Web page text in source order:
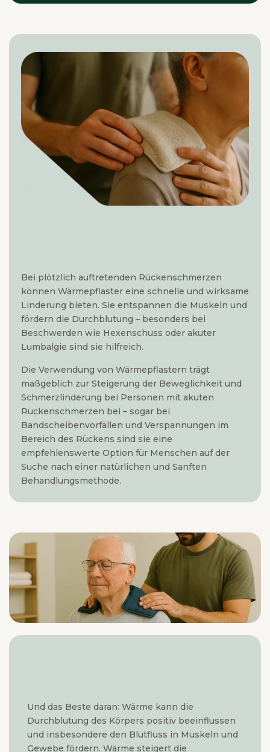
Bei plötzlich auftretenden Rückenschmerzen
können Wärmepflaster eine schnelle und wirksame
Linderung bieten. Sie entspannen die Muskeln und
fördern die Durchblutung – besonders bei
Beschwerden wie Hexenschuss oder akuter
Lumbalgie sind sie hilfreich.
Die Verwendung von Wärmepflastern trägt
maßgeblich zur Steigerung der Beweglichkeit und
Schmerzlinderung bei Personen mit akuten
Rückenschmerzen bei – sogar bei
Bandscheibenvorfällen und Verspannungen im
Bereich des Rückens sind sie eine
empfehlenswerte Option für Menschen auf der
Suche nach einer natürlichen und Sanften
Behandlungsmethode.
Und das Beste daran: Wärme kann die
Durchblutung des Körpers positiv beeinflussen
und insbesondere den Blutfluss in Muskeln und
Gewebe fördern. Wärme steigert die